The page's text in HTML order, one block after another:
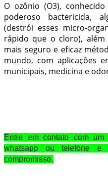
O ozônio (O3),
poderoso bactericida,
(destrói esses micro-
rápido que o cloro),
mais seguro e eficaz
mundo, com aplicações
municipais, medicina e
Entre em contato com
whatsapp ou telefone e
compromisso.